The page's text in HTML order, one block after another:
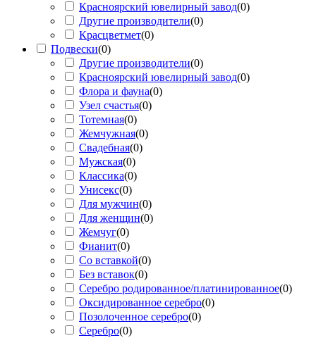
Красноярский ювелирный завод(0)
Другие производители(0)
Красцветмет(0)
Подвески(0)
Другие производители(0)
Красноярский ювелирный завод(0)
Флора и фауна(0)
Узел счастья(0)
Тотемная(0)
Жемчужная(0)
Свадебная(0)
Мужская(0)
Классика(0)
Унисекс(0)
Для мужчин(0)
Для женщин(0)
Жемчуг(0)
Фианит(0)
Со вставкой(0)
Без вставок(0)
Серебро родированное/платинированное(0)
Оксидированное серебро(0)
Позолоченное серебро(0)
Серебро(0)